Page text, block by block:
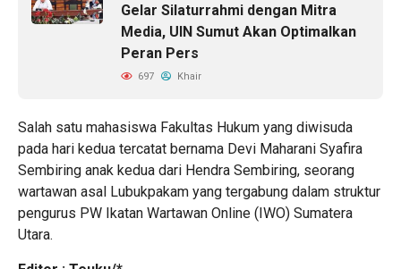
Gelar Silaturrahmi dengan Mitra
Media, UIN Sumut Akan Optimalkan
Peran Pers
697 Khair
Salah satu mahasiswa Fakultas Hukum yang diwisuda
pada hari kedua tercatat bernama Devi Maharani Syafira
Sembiring anak kedua dari Hendra Sembiring, seorang
wartawan asal Lubukpakam yang tergabung dalam struktur
pengurus PW Ikatan Wartawan Online (IWO) Sumatera
Utara.